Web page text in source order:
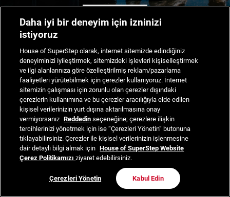
Daha iyi bir deneyim için izninizi
istiyoruz
House of SuperStep olarak, internet sitemizde edindiğiniz
deneyiminizi iyileştirmek, sitemizdeki işlevleri kişiselleştirmek
ve ilgi alanlarınıza göre özelleştirilmiş reklam/pazarlama
faaliyetleri yürütebilmek için çerezler kullanıyoruz. İnternet
sitemizin çalışması için zorunlu olan çerezler dışındaki
çerezlerin kullanımına ve bu çerezler aracılığıyla elde edilen
kişisel verilerinizin yurt dışına aktarılmasına onay
vermiyorsanız Reddedin seçeneğine; çerezlere ilişkin
tercihlerinizi yönetmek için ise “Çerezleri Yönetin” butonuna
tıklayabilirsiniz. Çerezler ile kişisel verilerinizin işlenmesine
dair detaylı bilgi almak için House of SuperStep Website
Çerez Politikamızıziyaret edebilirsiniz.
Çerezleri Yönetin Kabul Edin